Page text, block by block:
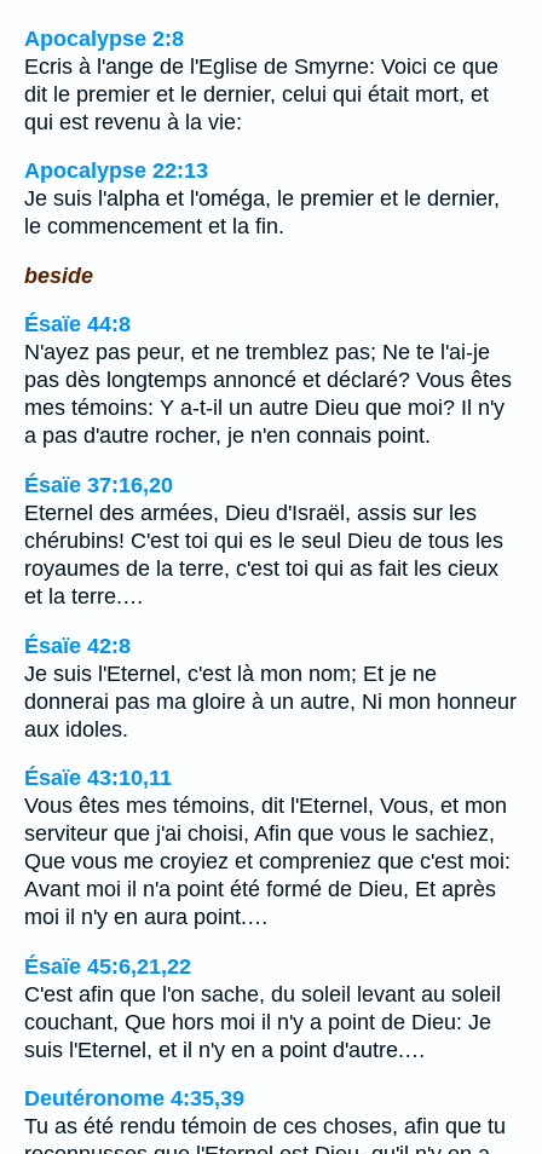
Apocalypse 2:8
Ecris à l'ange de l'Eglise de Smyrne: Voici ce que
dit le premier et le dernier, celui qui était mort, et
qui est revenu à la vie:
Apocalypse 22:13
Je suis l'alpha et l'oméga, le premier et le dernier,
le commencement et la fin.
beside
Ésaïe 44:8
N'ayez pas peur, et ne tremblez pas; Ne te l'ai-je
pas dès longtemps annoncé et déclaré? Vous êtes
mes témoins: Y a-t-il un autre Dieu que moi? Il n'y
a pas d'autre rocher, je n'en connais point.
Ésaïe 37:16,20
Eternel des armées, Dieu d'Israël, assis sur les
chérubins! C'est toi qui es le seul Dieu de tous les
royaumes de la terre, c'est toi qui as fait les cieux
et la terre.…
Ésaïe 42:8
Je suis l'Eternel, c'est là mon nom; Et je ne
donnerai pas ma gloire à un autre, Ni mon honneur
aux idoles.
Ésaïe 43:10,11
Vous êtes mes témoins, dit l'Eternel, Vous, et mon
serviteur que j'ai choisi, Afin que vous le sachiez,
Que vous me croyiez et compreniez que c'est moi:
Avant moi il n'a point été formé de Dieu, Et après
moi il n'y en aura point.…
Ésaïe 45:6,21,22
C'est afin que l'on sache, du soleil levant au soleil
couchant, Que hors moi il n'y a point de Dieu: Je
suis l'Eternel, et il n'y en a point d'autre.…
Deutéronome 4:35,39
Tu as été rendu témoin de ces choses, afin que tu